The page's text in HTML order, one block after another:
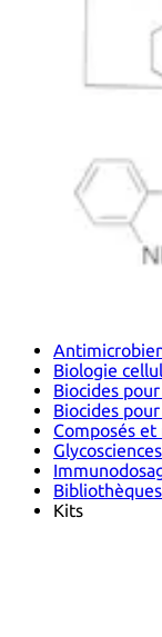
Biologie
Biocides
Biocides
Composés
Glycosciences
Kits